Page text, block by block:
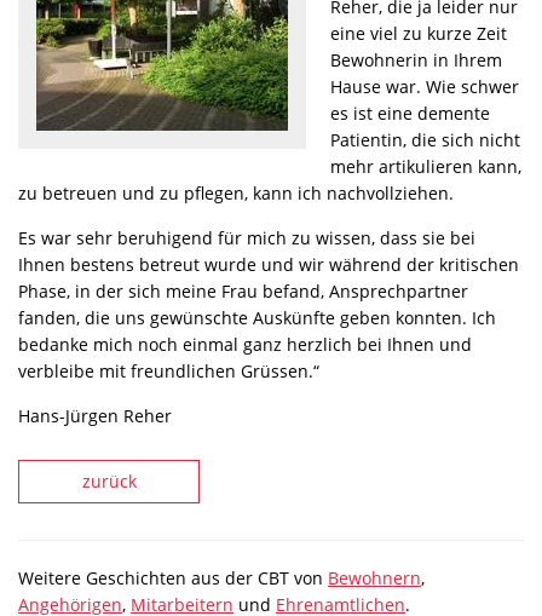
Reher, die ja leider nur
eine viel zu kurze Zeit
Bewohnerin in Ihrem
Hause war. Wie schwer
es ist eine demente
Patientin, die sich nicht
mehr artikulieren kann,
zu betreuen und zu pflegen, kann ich nachvollziehen.
Es war sehr beruhigend für mich zu wissen, dass sie bei
Ihnen bestens betreut wurde und wir während der kritischen
Phase, in der sich meine Frau befand, Ansprechpartner
fanden, die uns gewünschte Auskünfte geben konnten. Ich
bedanke mich noch einmal ganz herzlich bei Ihnen und
verbleibe mit freundlichen Grüssen.“
Hans-Jürgen Reher
zurück
Weitere Geschichten aus der CBT von Bewohnern,
Angehörigen, Mitarbeitern und Ehrenamtlichen.